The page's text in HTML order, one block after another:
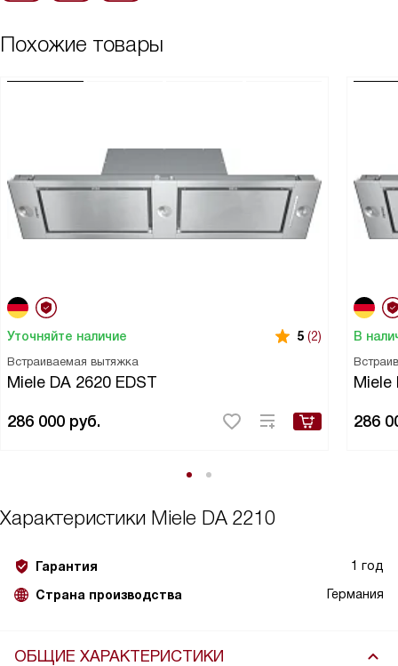
Похожие товары
Уточняйте наличие 5 (2)
Встраиваемая вытяжка
Miele DA 2620 EDST
286 000 руб.
В
Miele
286
Характеристики Miele DA 2210
Гарантия 1 год
Страна производства Германия
ОБЩИЕ ХАРАКТЕРИСТИКИ